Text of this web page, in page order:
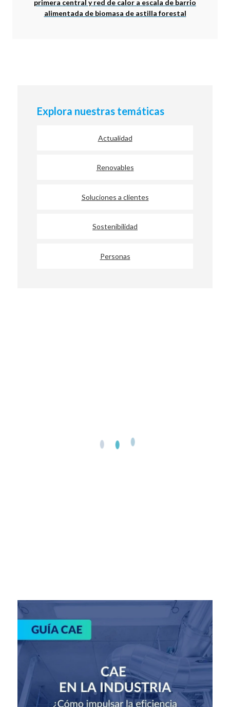
primera central y red de calor a escala de barrio
alimentada de biomasa de astilla forestal
Explora nuestras temáticas
Actualidad
Renovables
Soluciones a clientes
Sostenibilidad
Personas